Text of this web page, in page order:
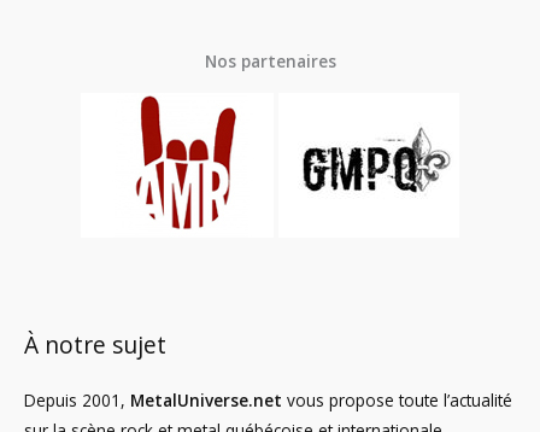
Nos partenaires
À notre sujet
Depuis 2001, MetalUniverse.net vous propose toute l’actualité